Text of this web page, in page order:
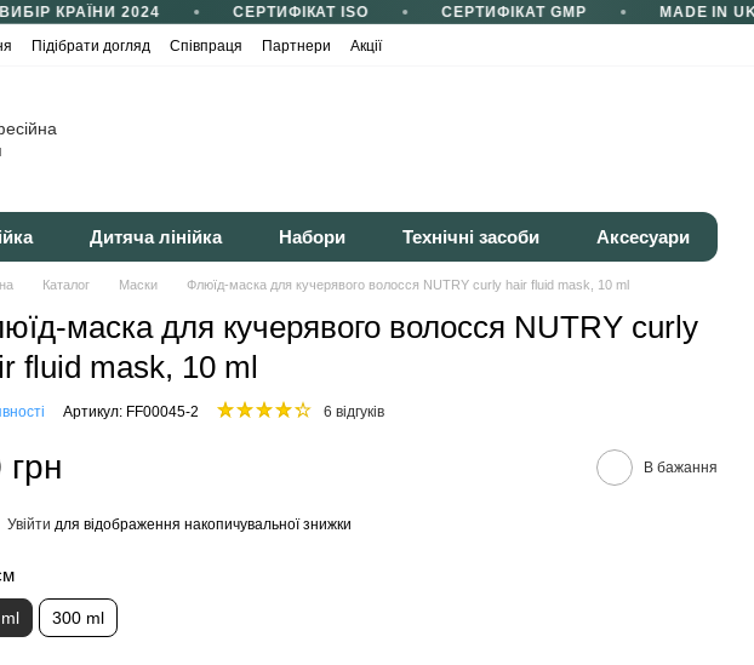
ВИБІР КРАЇНИ 2024 СЕРТИФІКАТ ISO СЕРТИФІКАТ GMP
MADE IN
Підібрати догляд Співпраця Партнери
Акції
Дитяча лінійка Набори Технічні засоби Аксесуари
Каталог Маски Флюїд-маска для кучерявого волосся NUTRY curly hair fluid mask, 10 ml
маска для кучерявого волосся NUTRY curly
fluid mask, 10 ml
Артикул: FF00045-2 6 відгуків
грн В бажання
Увійти для відображення накопичувальної знижки
300 ml